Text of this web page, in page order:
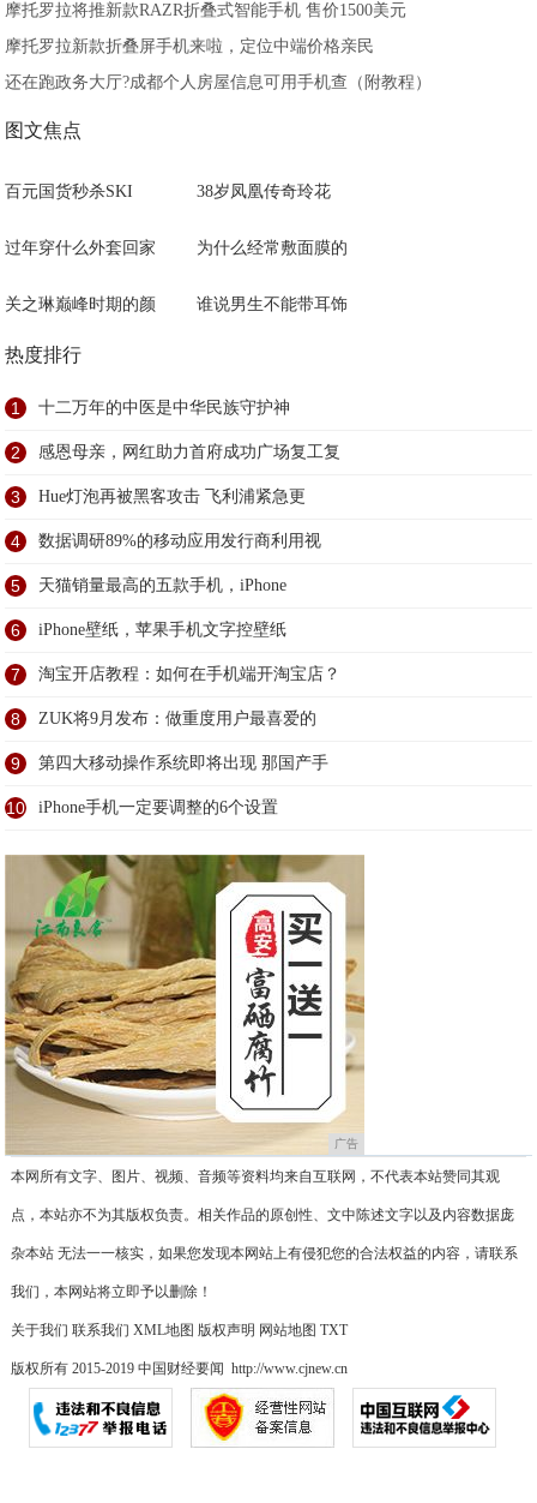
摩托罗拉将推新款RAZR折叠式智能手机 售价1500美元
摩托罗拉新款折叠屏手机来啦，定位中端价格亲民
还在跑政务大厅?成都个人房屋信息可用手机查（附教程）
图文焦点
百元国货秒杀SKI 38岁凤凰传奇玲花
过年穿什么外套回家 为什么经常敷面膜的
关之琳巅峰时期的颜 谁说男生不能带耳饰
热度排行
1 十二万年的中医是中华民族守护神
2 感恩母亲，网红助力首府成功广场复工复
3 Hue灯泡再被黑客攻击 飞利浦紧急更
4 数据调研89%的移动应用发行商利用视
5 天猫销量最高的五款手机，iPhone
6 iPhone壁纸，苹果手机文字控壁纸
7 淘宝开店教程：如何在手机端开淘宝店？
8 ZUK将9月发布：做重度用户最喜爱的
9 第四大移动操作系统即将出现 那国产手
10 iPhone手机一定要调整的6个设置
广告
本网所有文字、图片、视频、音频等资料均来自互联网，不代表本站赞同其观
点，本站亦不为其版权负责。相关作品的原创性、文中陈述文字以及内容数据庞
杂本站 无法一一核实，如果您发现本网站上有侵犯您的合法权益的内容，请联系
我们，本网站将立即予以删除！
关于我们 联系我们 XML地图 版权声明 网站地图 TXT
版权所有 2015-2019 中国财经要闻 http://www.cjnew.cn